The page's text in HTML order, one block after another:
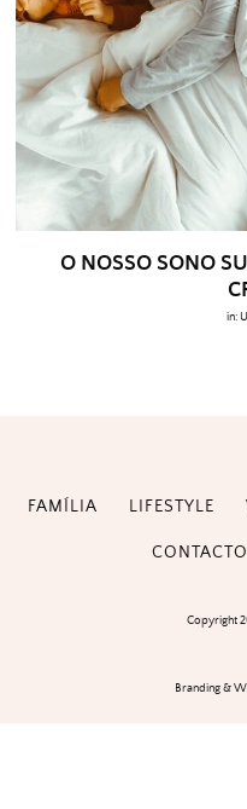
O NOSSO SONO
in:
FAMÍLIA LIFESTYLE
Copyright
Branding &